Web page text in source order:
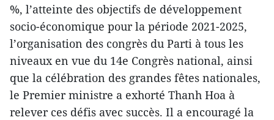
%, l’atteinte des objectifs de développement
socio-économique pour la période 2021-2025,
l’organisation des congrès du Parti à tous les
niveaux en vue du 14e Congrès national, ainsi
que la célébration des grandes fêtes nationales,
le Premier ministre a exhorté Thanh Hoa à
relever ces défis avec succès. Il a encouragé la